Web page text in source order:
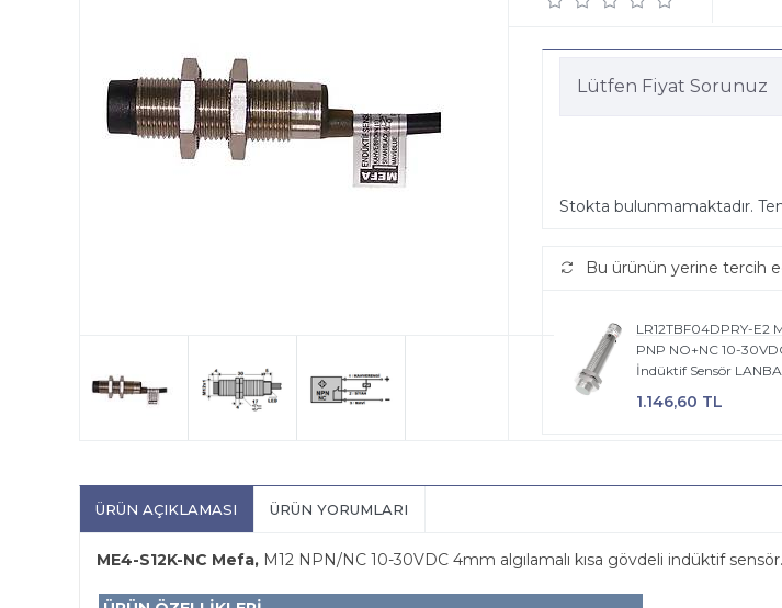
Lütfen Fiyat Sorunuz
Stokta bulunmamaktadır.
Bu ürünün yerine tercih
LR12TBF04DPRY-E2
PNP NO+NC 10-
İndüktif Sensör
1.146,60 TL
ÜRÜN AÇIKLAMASI ÜRÜN YORUMLARI
ME4-S12K-NC Mefa, M12 NPN/NC 10-30VDC 4mm algılamalı kısa gövdeli indüktif sensör.